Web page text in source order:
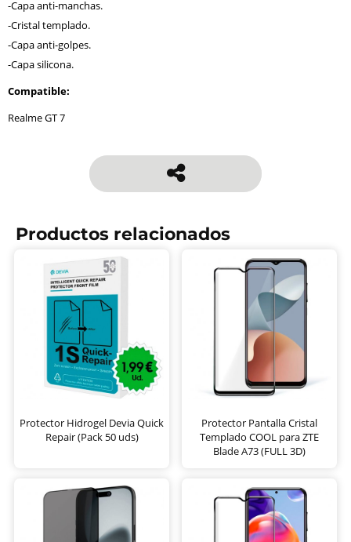
-Capa anti-manchas.
-Cristal templado.
-Capa anti-golpes.
-Capa silicona.
Compatible:
Realme GT 7
Productos relacionados
Protector Hidrogel Devia Quick
Repair (Pack 50 uds)
Protector Pantalla Cristal
Templado COOL para ZTE
Blade A73 (FULL 3D)